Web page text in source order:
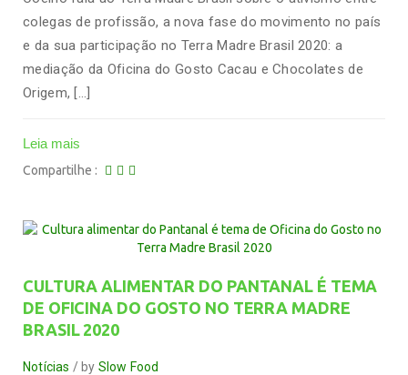
colegas de profissão, a nova fase do movimento no país
e da sua participação no Terra Madre Brasil 2020: a
mediação da Oficina do Gosto Cacau e Chocolates de
Origem, […]
Leia mais
Compartilhe
CULTURA ALIMENTAR DO PANTANAL É TEMA
DE OFICINA DO GOSTO NO TERRA MADRE
BRASIL 2020
Notícias by Slow Food